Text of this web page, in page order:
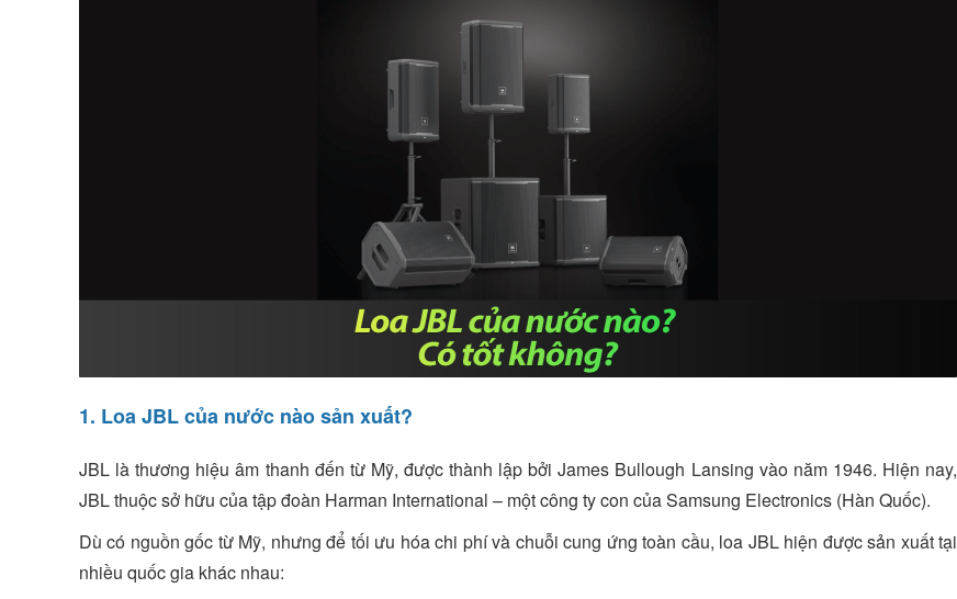
1. Loa JBL của nước nào sản xuất?
JBL là thương hiệu âm thanh đến từ Mỹ, được thành lập bởi James Bullough Lansing vào năm 1946. Hiện nay,
JBL thuộc sở hữu của tập đoàn Harman International – một công ty con của Samsung Electronics (Hàn Quốc).
Dù có nguồn gốc từ Mỹ, nhưng để tối ưu hóa chi phí và chuỗi cung ứng toàn cầu, loa JBL hiện được sản xuất tại
nhiều quốc gia khác nhau: